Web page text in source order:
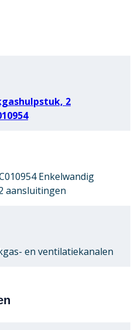
2
Enkelwandig
aansluitingen
en ventilatiekanalen